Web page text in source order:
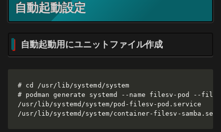
自動起動設定
自動起動用にユニットファイル作成
# cd /usr/lib/systemd/system
# podman generate systemd --name filesv-pod --
/usr/lib/systemd/system/pod-filesv-pod.service
/usr/lib/systemd/system/container-filesv-